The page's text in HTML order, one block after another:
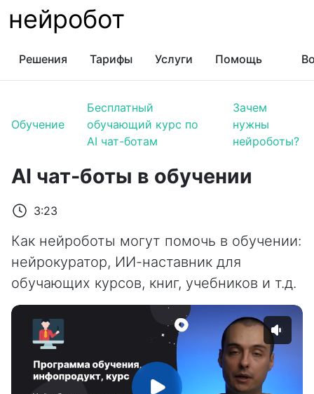
нейробот
Решения Тарифы Услуги Помощь
Обучение
Бесплатный
обучающий курс по
AI чат-ботам
Зачем
нужны
нейроботы?
AI чат-боты в обучении
3:23
Как нейроботы могут помочь в обучении:
нейрокуратор, ИИ-наставник для
обучающих курсов, книг, учебников и т.д.